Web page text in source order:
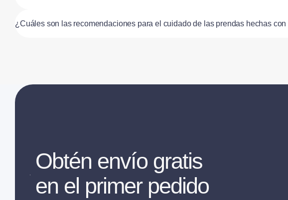
¿Cuáles son las recomendaciones para el cuidado de las prendas hechas
Obtén envío gratis
en el primer pedido